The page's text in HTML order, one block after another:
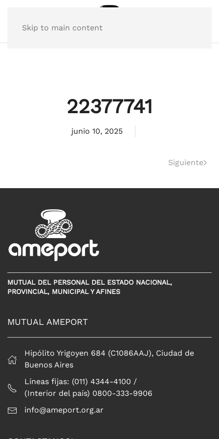
Skip to main content
22377741
junio 10, 2025
Siguiente
MUTUAL DEL PERSONAL DEL ESTADO NACIONAL,
PROVINCIAL, MUNICIPAL Y AFINES
MUTUAL AMEPORT
Hipólito Yrigoyen 684 (C1086AAJ), Ciudad de
Buenos Aires
Líneas fijas: (011) 4344-4100 /
(Interior del país) 0800-333-9906
info@ameport.org.ar